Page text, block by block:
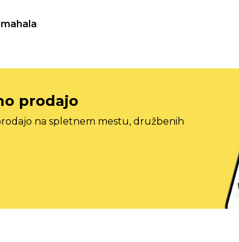
prodajo
na spletnem mestu, družbenih